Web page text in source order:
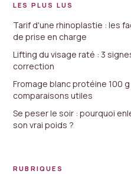
LES PLUS LUS
Tarif d'une rhinoplastie : les
de prise en charge
Lifting du visage raté : 3
correction
Fromage blanc protéine 100
comparaisons utiles
Se peser le soir : pourquoi
son vrai poids ?
RUBRIQUES